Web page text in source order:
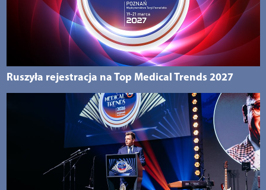
Ruszyła rejestracja na Top Medical Trends 2027